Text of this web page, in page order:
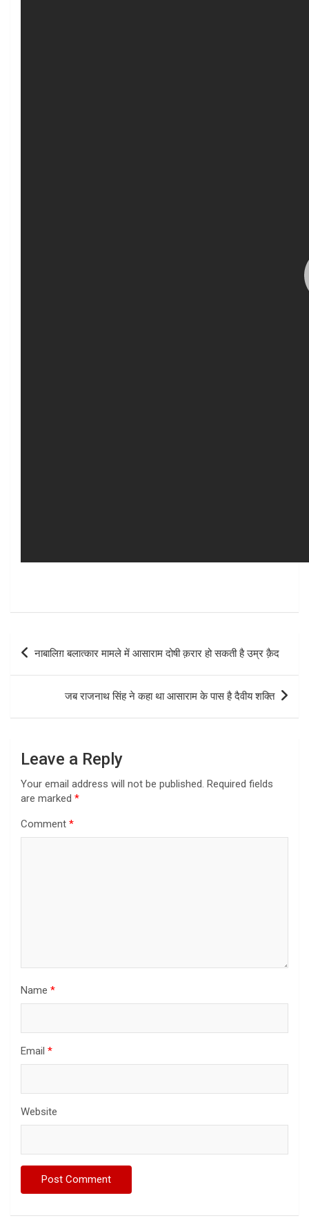
Post
नाबालिग़ बलात्कार मामले में आसाराम दोषी क़रार हो सकती है उम्र क़ैद
जब राजनाथ सिंह ने कहा था आसाराम के पास है दैवीय शक्ति
Leave a Reply
Your email address will not be published. Required fields
are marked *
Comment *
Name *
Email *
Website